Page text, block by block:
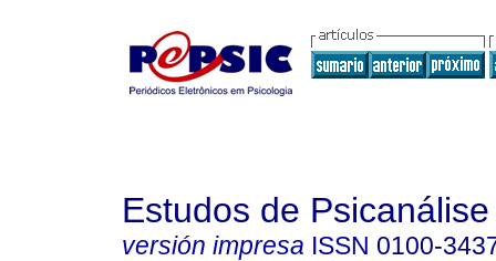
Estudos de Psicanálise
versión impresa ISSN 0100-